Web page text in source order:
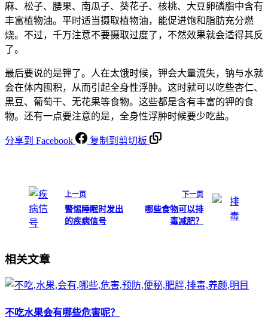
麻、松子、腰果、南瓜子、葵花子、核桃、大豆卵磷脂中含有
丰富植物油。平时适当摄取植物油，能促进饱和脂肪充分燃
烧。不过，千万注意不要摄取过度了，不然效果就会适得其反
了。
最后要说的是钾了。人在太饿时候，钾会大量流失，钠与水就
会在体内囤积，从而引起全身性浮肿。这时就可以吃些杏仁、
黑豆、葡萄干、无花果等食物。这些都是含有丰富的钾的食
物。还有一点要注意的是，全身性浮肿时候要少吃盐。
分享到 Facebook 复制到剪切板
上一页
警惕睡眠时发出
的疾病信号
下一页
哪些食物可以排
毒减肥？
相关文章
不吃水果会有哪些危害呢？